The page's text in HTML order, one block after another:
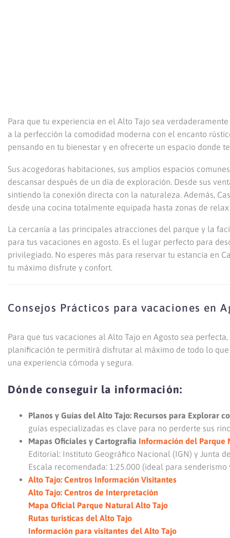
Para que tu experiencia en el Alto Tajo sea
a la perfección la comodidad moderna con el encanto
pensando en tu bienestar y en ofrecerte un espacio donde
Sus acogedoras habitaciones, sus amplios espacios
descansar después de un día de exploración. Desde sus
sintiendo la conexión directa con la naturaleza. Además,
desde una cocina totalmente equipada hasta zonas de
La cercanía a las principales atracciones del parque y la
para tus vacaciones en agosto. Es el lugar perfecto para
privilegiado. No esperes más para reservar tu estancia en
tu máximo disfrute y confort.
Consejos Prácticos para vacaciones en
Para que tus vacaciones al Alto Tajo en Agosto sea
planificación te permitirá disfrutar al máximo de todo lo
una experiencia cómoda y segura.
Dónde conseguir la información:
Planos y Guías del Alto Tajo: Recursos para Explorar
guías especializadas es clave para no perderte sus
Mapas Oficiales y Cartografía Información del Parque
Editorial: Instituto Geográfico Nacional (IGN) y Junta
Escala recomendada: 1:25.000 (ideal para senderismo
Alto Tajo: Centros Información Visitantes
Alto Tajo: Centros de Interpretación
Mapa Oficial Parque Natural Alto Tajo
Rutas turisticas del Alto Tajo
Información para visitantes del Alto Tajo